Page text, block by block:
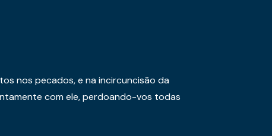
nos pecados, e na incircuncisão da
com ele, perdoando-vos todas